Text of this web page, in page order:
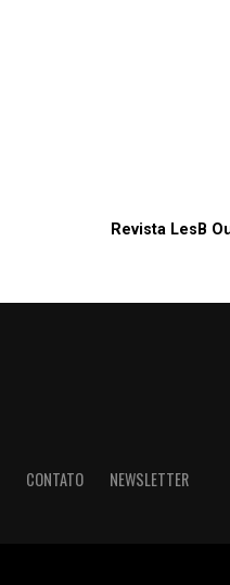
Revista LesB
CONTATO NEWSLETTER